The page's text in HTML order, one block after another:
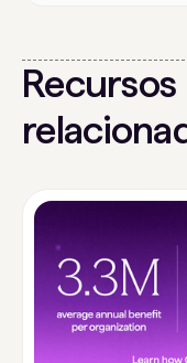
Recursos